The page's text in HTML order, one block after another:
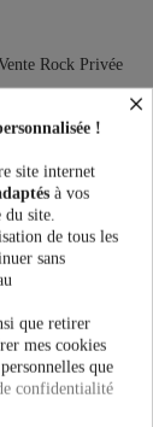
Rock Privée
×
!
site internet
à vos
du site.
de tous les
sans
que retirer
mes cookies
que
confidentialité